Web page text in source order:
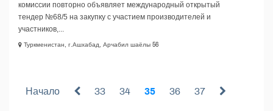
комиссии повторно объявляет международный открытый
тендер №68/5 на закупку с участием производителей и
участников,...
Туркменистан, г.Ашхабад, Арчабил шаёлы 56
Начало 33 34 35 36 37